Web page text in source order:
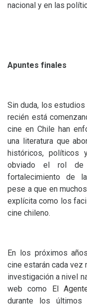
nacional y en las
Apuntes finales
Sin duda, los
recién está
cine en Chile han
una literatura que
históricos, políticos
obviado el rol
fortalecimiento de
pese a que en
explícita como los
cine chileno.
En los próximos
cine estarán cada vez
investigación a nivel
web como El
durante los